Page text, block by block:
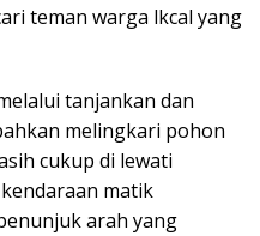
teman warga lkcal yang
tanjankan dan
melingkari pohon
cukup di lewati
matik
arah yang